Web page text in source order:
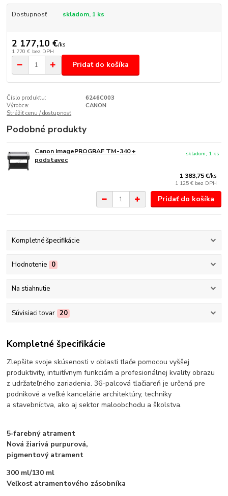
Dostupnosť skladom, 1 ks
2 177,10 €/ks
1 770 € bez DPH
Pridať do košíka
Číslo produktu:
6246C003
Výrobca:
CANON
Strážiť cenu / dostupnosť
Podobné produkty
Canon imagePROGRAF TM-340 +
podstavec
1 383,75 €/ks
1 125 € bez DPH
skladom, 1 ks
Pridať do košíka
Kompletné špecifikácie
Hodnotenie 0
Na stiahnutie
Súvisiaci tovar 20
Kompletné špecifikácie
Zlepšite svoje skúsenosti v oblasti tlače pomocou vyššej
produktivity, intuitívnym funkciám a profesionálnej kvality obrazu
z udržateľného zariadenia. 36-palcová tlačiareň je určená pre
podnikové a veľké kancelárie architektúry, techniky
a stavebníctva, ako aj sektor maloobchodu a školstva.
5-farebný atrament
Nová žiarivá purpurová,
pigmentový atrament
300 ml/130 ml
Veľkosť atramentového zásobníka